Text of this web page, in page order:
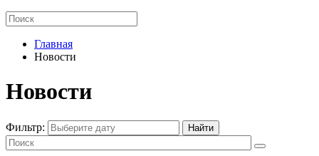
Главная
Новости
Новости
Фильтр: